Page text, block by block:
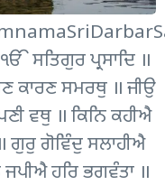
ਸਤਿਗੁਰ ਪ੍ਰਸਾਦਿ ॥
ਕਾਰਣ ਸਮਰਥੁ ॥ ਜੀਉ
ਵਥੁ ॥ ਕਿਨਿ ਕਹੀਐ
ਗੁਰੁ ਗੋਵਿੰਦੁ ਸਲਾਹੀਐ
ਹਰਿ ਭਗਵੰਤਾ ॥